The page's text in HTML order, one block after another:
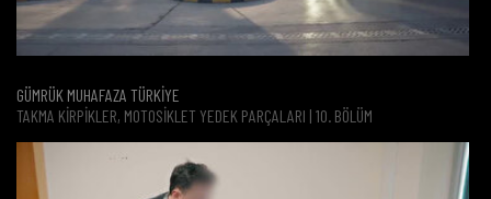
GÜMRÜK MUHAFAZA TÜRKİYE
TAKMA KIRPIKLER, MOTOSIKLET YEDEK PARÇALARI | 10. BÖLÜM